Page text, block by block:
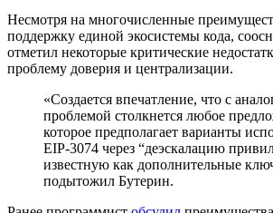
Несмотря на многочисленные
поддержку единой экосистемы кода,
отметил некоторые критические
проблему доверия и централизации.
«Создается впечатление, что с
проблемой столкнется любое
которое предполагает варианты
EIP-3074 через “деэскалацию
известную как дополнительные
подытожил Бутерин.